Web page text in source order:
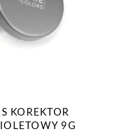
KOREKTOR
9G